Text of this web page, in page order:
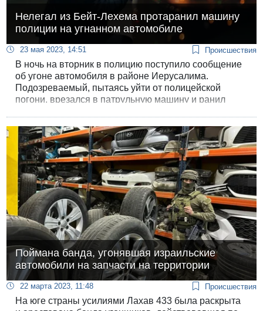
Нелегал из Бейт-Лехема протаранил машину
полиции на угнанном автомобиле
23 мая 2023, 14:51 Происшествия
В ночь на вторник в полицию поступило сообщение
об угоне автомобиля в районе Иерусалима.
Подозреваемый, пытаясь уйти от полицейской
погони, врезался в патрульную машину и ранил
Поймана банда, угонявшая израильские
автомобили на запчасти на территории
22 марта 2023, 11:48 Происшествия
На юге страны усилиями Лахав 433 была раскрыта